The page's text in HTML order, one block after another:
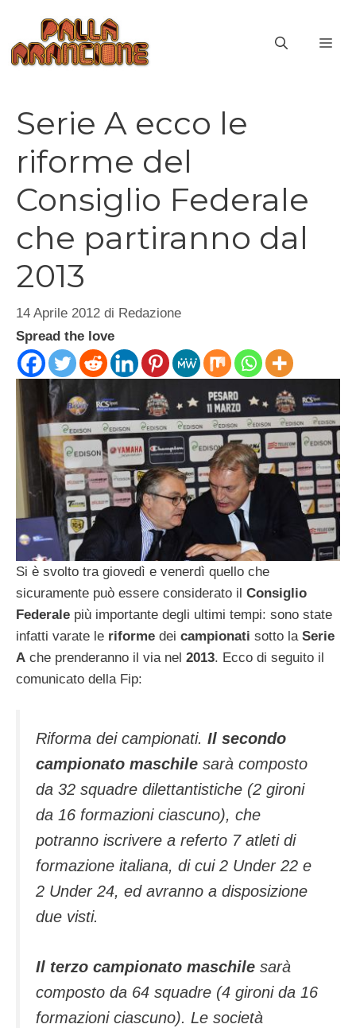
contenuto
Serie A ecco le
riforme del
Consiglio Federale
che partiranno dal
2013
14 Aprile 2012 di Redazione
Spread the love
Si è svolto tra giovedì e venerdì quello che
sicuramente può essere considerato il Consiglio
Federale più importante degli ultimi tempi: sono state
infatti varate le riforme dei campionati sotto la Serie
A che prenderanno il via nel 2013. Ecco di seguito il
comunicato della Fip:
Riforma dei campionati. Il secondo
campionato maschile sarà composto
da 32 squadre dilettantistiche (2 gironi
da 16 formazioni ciascuno), che
potranno iscrivere a referto 7 atleti di
formazione italiana, di cui 2 Under 22 e
2 Under 24, ed avranno a disposizione
due visti.
Il terzo campionato maschile sarà
composto da 64 squadre (4 gironi da 16
formazioni ciascuno). Le società